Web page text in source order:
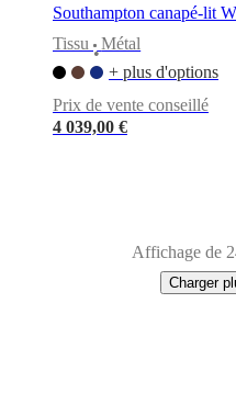
Southampton canapé-lit
Tissu
•
Métal
+ plus d'options
Prix de vente conseillé
4 039,00 €
Affichage de
Charger